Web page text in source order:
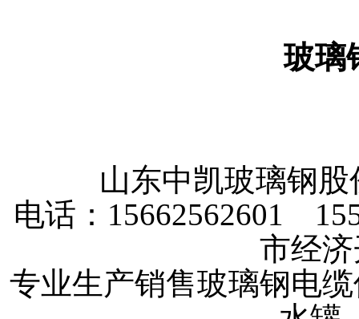
玻璃
山东中凯玻璃钢
电话：15662562601
市经
专业生产销售玻璃钢电